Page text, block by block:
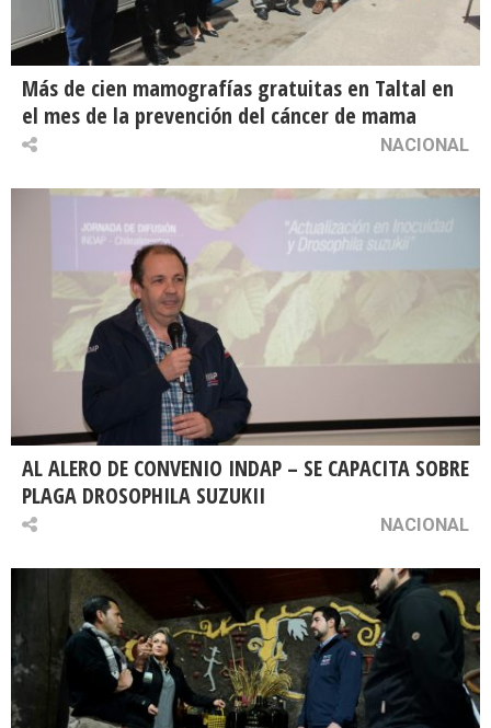
Más de cien mamografías gratuitas en Taltal en
el mes de la prevención del cáncer de mama
NACIONAL
AL ALERO DE CONVENIO INDAP – SE CAPACITA SOBRE
PLAGA DROSOPHILA SUZUKII
NACIONAL